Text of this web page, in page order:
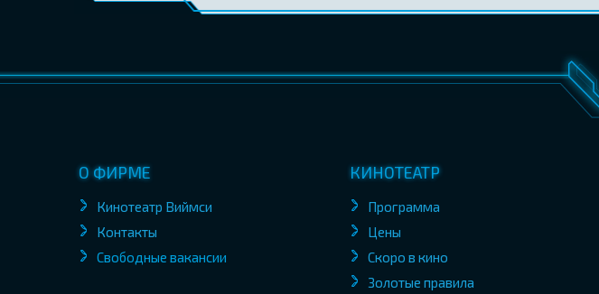
О ФИРМЕ
Кинотеатр Виймси
Контакты
Свободные вакансии
КИНОТЕАТР
Программа
Цены
Скоро в кино
Золотые правила